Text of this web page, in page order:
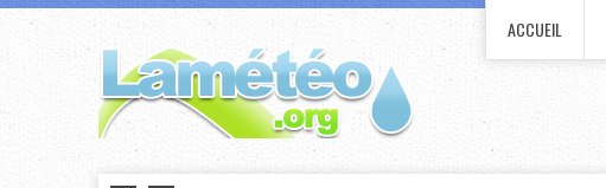
ACCUEIL